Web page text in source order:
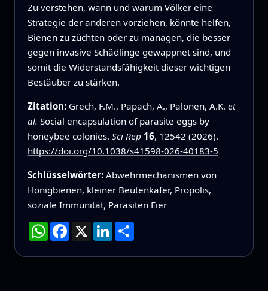
Zu verstehen, wann und warum Völker eine
Strategie der anderen vorziehen, könnte helfen,
Bienen zu züchten oder zu managen, die besser
gegen invasive Schädlinge gewappnet sind, und
somit die Widerstandsfähigkeit dieser wichtigen
Bestäuber zu stärken.
Zitation: Grech, F.M., Papach, A., Palonen, A.K. et
al. Social encapsulation of parasite eggs by
honeybee colonies. Sci Rep 16, 12542 (2026).
https://doi.org/10.1038/s41598-026-40183-5
Schlüsselwörter: Abwehrmechanismen von
Honigbienen, kleiner Beutenkäfer, Propolis,
soziale Immunität, Parasiten Eier
WhatsApp
Facebook
X LinkedInTeilen